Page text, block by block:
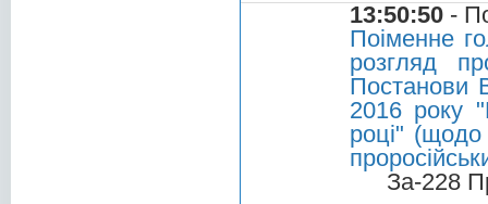
13:50:50 -
Поіменне
розгляд
Постанови
2016 року
році" (щодо
За-228